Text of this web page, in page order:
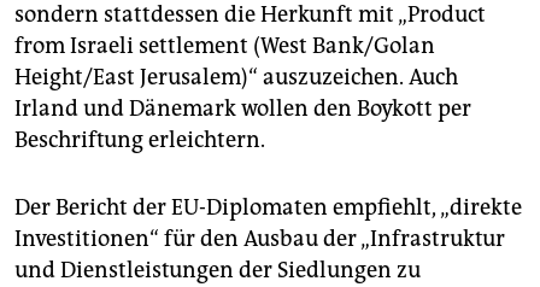
sondern stattdessen die Herkunft mit „Product
from Israeli settlement (West Bank/Golan
Height/East Jerusalem)“ auszuzeichen. Auch
Irland und Dänemark wollen den Boykott per
Beschriftung erleichtern.
Der Bericht der EU-Diplomaten empfiehlt, „direkte
Investitionen“ für den Ausbau der „Infrastruktur
und Dienstleistungen der Siedlungen zu